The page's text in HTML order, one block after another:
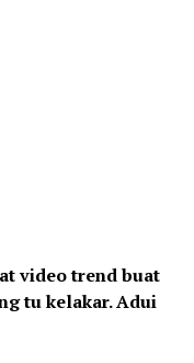
video trend buat
tu kelakar. Adui